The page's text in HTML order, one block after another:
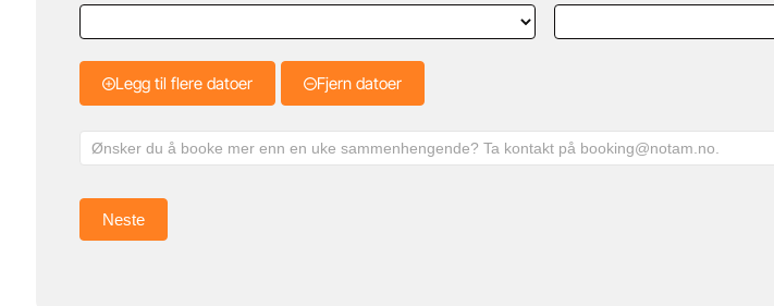
Legg til flere datoer Fjern datoer
Neste